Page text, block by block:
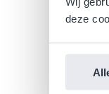
deze